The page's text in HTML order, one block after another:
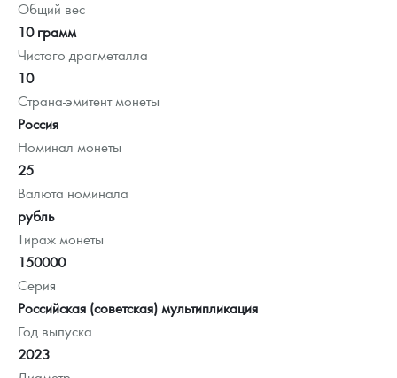
Общий вес
10 грамм
Чистого драгметалла
10
Страна-эмитент монеты
Россия
Номинал монеты
25
Валюта номинала
рубль
Тираж монеты
150000
Серия
Российская (советская) мультипликация
Год выпуска
2023